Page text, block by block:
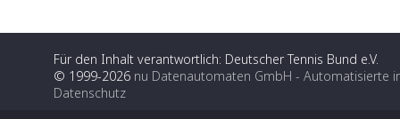
Für den Inhalt verantwortlich: Deutscher Tennis Bund e.V.
© 1999-2026 nu Datenautomaten GmbH - Automatisierte
Datenschutz